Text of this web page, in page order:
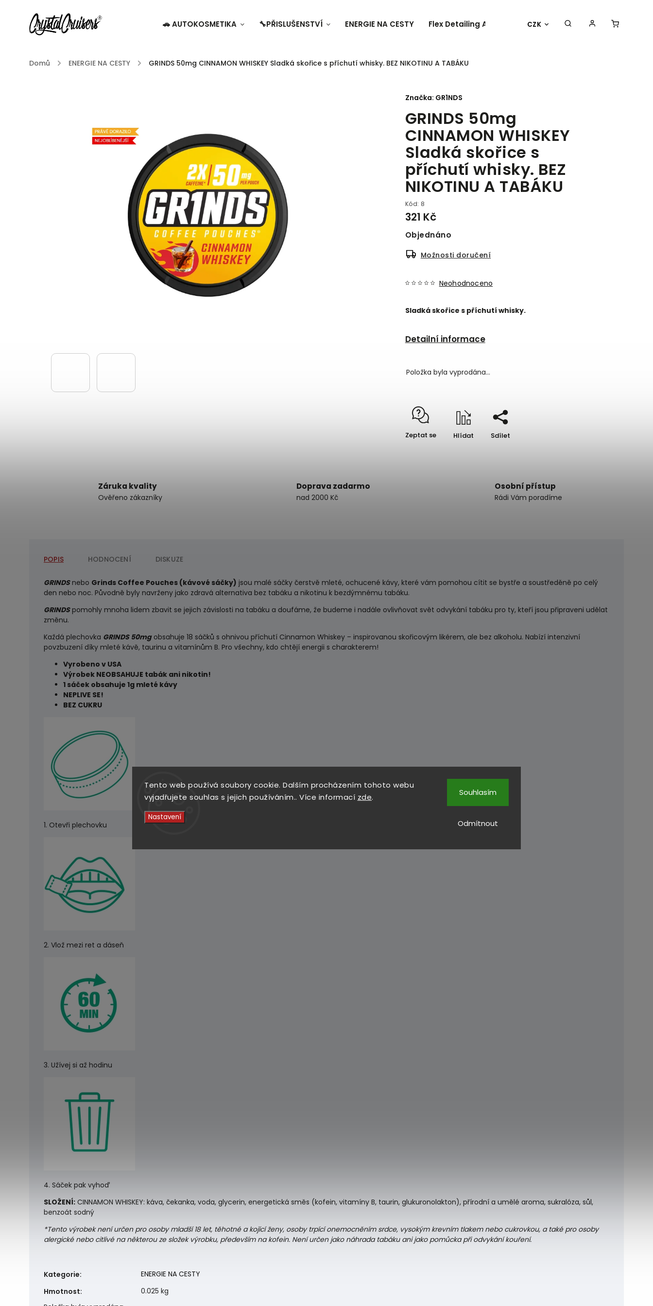
Tento web používá soubory cookie. Dalším procházením tohoto webu
vyjadřujete souhlas s jejich používáním.. Více informací zde.
Nastavení
Odmítnout
Souhlasím
CZK
🚗 AUTOKOSMETIKA 🔧PŘISLUŠENSTVÍ ENERGIE NA CESTY Flex Detailing Academy 2025 BESTSELLER OBLEČENÍ
Domů / ENERGIE NA CESTY / GRINDS 50mg CINNAMON WHISKEY Sladká skořice s příchutí whisky. BEZ NIKOTINU A TABÁKU
GRINDS 50mg
CINNAMON WHISKEY
Sladká skořice s
příchutí whisky. BEZ
NIKOTINU A TABÁKU
Kód: 8
321 Kč
Objednáno
Možnosti doručení
Neohodnoceno
Sladká skořice s příchutí whisky.
Detailní informace
Značka: GR1NDS
Položka byla vyprodána…
Zeptat se Hlídat Sdílet
Záruka kvality
Ověřeno zákazníky
Doprava zadarmo
nad 2000 Kč
Osobní přístup
Rádi Vám poradíme
POPIS HODNOCENÍ DISKUZE
GRINDSnebo Grinds Coffee Pouches (kávové sáčky) jsou malé sáčky čerstvě mleté, ochucené kávy, které vám pomohou cítit se bystře a soustředěně po celý
den nebo noc. Původně byly navrženy jako zdravá alternativa bez tabáku a nikotinu k bezdýmnému tabáku.
GRINDSpomohly mnoha lidem zbavit se jejich závislosti na tabáku a doufáme, že budeme i nadále ovlivňovat svět odvykání tabáku pro ty, kteří jsou připraveni udělat
změnu.
Každá plechovka GRINDS 50mg obsahuje 18 sáčků s ohnivou příchutí Cinnamon Whiskey – inspirovanou skořicovým likérem, ale bez alkoholu. Nabízí intenzivní
povzbuzení díky mleté kávě, taurinu a vitamínům B. Pro všechny, kdo chtějí energii s charakterem!
Vyrobeno v USA
Výrobek NEOBSAHUJE tabák ani nikotin!
1 sáček obsahuje 1g mleté kávy
NEPLIVE SE!
BEZ CUKRU
1. Otevři plechovku
2. Vlož mezi ret a dáseň
3. Užívej si až hodinu
4. Sáček pak vyhoď
SLOŽENÍ: CINNAMON WHISKEY: káva, čekanka, voda, glycerin, energetická směs (kofein, vitamíny B, taurin, glukuronolakton), přírodní a umělé aroma, sukralóza, sůl,
benzoát sodný
*Tento výrobek není určen pro osoby mladší 18 let, těhotné a kojící ženy, osoby trpící onemocněním srdce, vysokým krevním tlakem nebo cukrovkou, a také pro osoby
alergické nebo citlivé na některou ze složek výrobku, především na kofein. Není určen jako náhrada tabáku ani jako pomůcka při odvykání kouření.
Kategorie:
ENERGIE NA CESTY
Hmotnost:
0.025 kg